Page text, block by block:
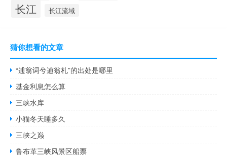
长江 长江流域
猜你想看的文章
“逋翁词兮逋翁札”的出处是哪里
基金利息怎么算
三峡水库
小猫冬天睡多久
三峡之巅
鲁布革三峡风景区船票